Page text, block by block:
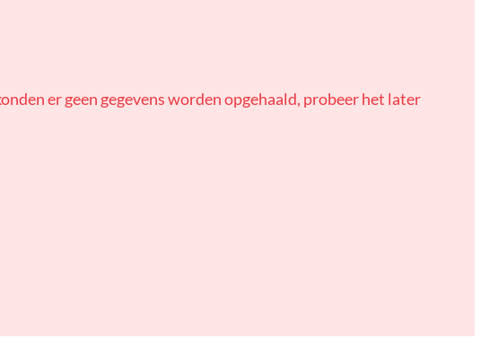
er geen gegevens worden opgehaald, probeer het later